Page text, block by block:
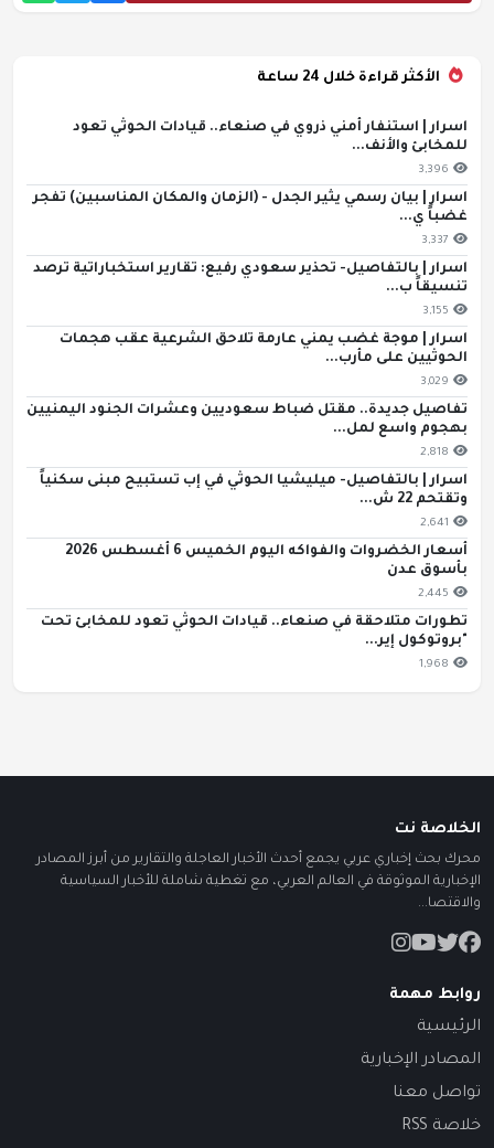
الأكثر قراءة خلال 24 ساعة
اسرار | استنفار أمني ذروي في صنعاء.. قيادات الحوثي تعود
للمخابئ والأنف...
3,396
اسرار | بيان رسمي يثير الجدل - (الزمان والمكان المناسبين) تفجر
غضباً ي...
3,337
اسرار | بالتفاصيل- تحذير سعودي رفيع: تقارير استخباراتية ترصد
تنسيقاً ب...
3,155
اسرار | موجة غضب يمني عارمة تلاحق الشرعية عقب هجمات
الحوثيين على مأرب...
3,029
تفاصيل جديدة.. مقتل ضباط سعوديين وعشرات الجنود اليمنيين
بهجوم واسع لمل...
2,818
اسرار | بالتفاصيل- ميليشيا الحوثي في إب تستبيح مبنى سكنياً
وتقتحم 22 ش...
2,641
أسعار الخضروات والفواكه اليوم الخميس 6 أغسطس 2026
بأسوق عدن
2,445
تطورات متلاحقة في صنعاء.. قيادات الحوثي تعود للمخابئ تحت
"بروتوكول إير...
1,968
الخلاصة نت
محرك بحث إخباري عربي يجمع أحدث الأخبار العاجلة والتقارير من أبرز المصادر
الإخبارية الموثوقة في العالم العربي، مع تغطية شاملة للأخبار السياسية
والاقتصا...
روابط مهمة
الرئيسية
المصادر الإخبارية
تواصل معنا
خلاصة RSS